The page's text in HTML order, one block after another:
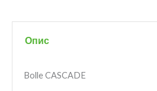
Опис
Bolle CASCADE